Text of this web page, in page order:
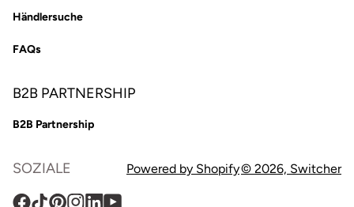
Händlersuche
FAQs
B2B PARTNERSHIP
B2B Partnership
SOZIALE Powered by Shopify© 2026, Switcher